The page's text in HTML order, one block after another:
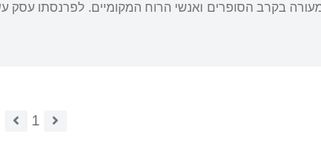
בקרב הסופרים ואנשי הרוח המקומיים. לפרנסתו עסק
1